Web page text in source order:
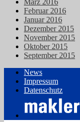
Februar 2016
Januar 2016
Dezember 2015
November 2015
Oktober 2015
September 2015
News
Impressum
Datenschutz